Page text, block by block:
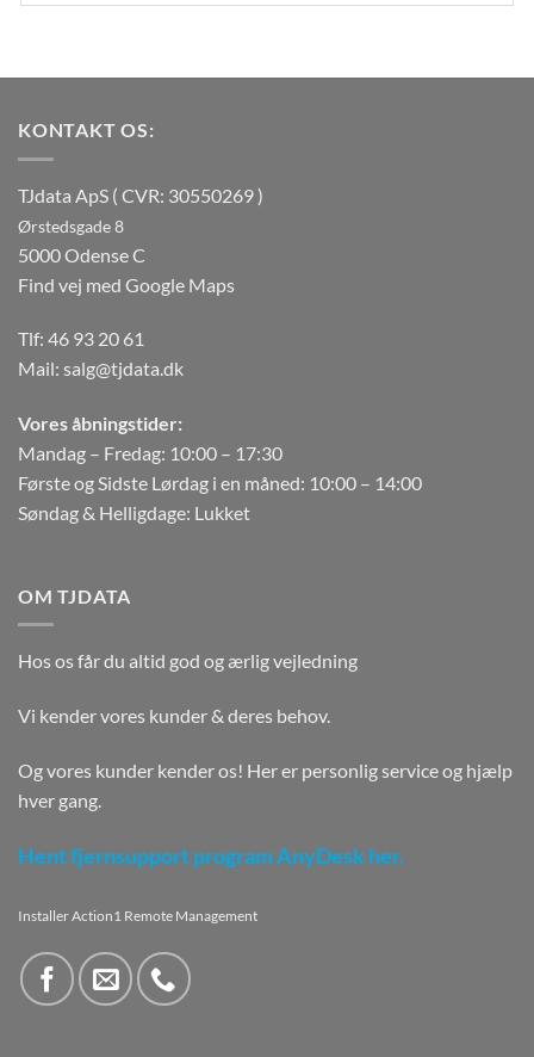
KONTAKT OS:
TJdata ApS ( CVR: 30550269 )
Ørstedsgade 8
5000 Odense C
Find vej med Google Maps
Tlf: 46 93 20 61
Mail: salg@tjdata.dk
Vores åbningstider:
Mandag – Fredag: 10:00 – 17:30
Første og Sidste Lørdag i en måned: 10:00 – 14:00
Søndag & Helligdage: Lukket
OM TJDATA
Hos os får du altid god og ærlig vejledning
Vi kender vores kunder & deres behov.
Og vores kunder kender os! Her er personlig service og hjælp
hver gang.
Hent fjernsupport program AnyDesk her.
Installer Action1 Remote Management